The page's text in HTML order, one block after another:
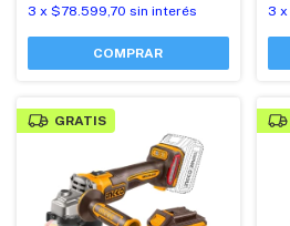
3 x $78.599,70 sin interés 3 x
GRATIS